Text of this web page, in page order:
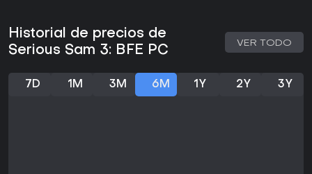
que priorizan la acción cruda sobre historia o realismo,
Serious Sam 3: BFE ofrece jugabilidad satisfactoria. Sus
hordas masivas de enemigos y variedad de armas generan
cooperativas con amigos. La puntuación de 72 en Metacritic
refleja una sólida aprobación crítica, mientras que los
Historial de precios de
Serious Sam 3: BFE PC
VER TODO
7D 1M 3M 6M 1Y 2Y 3Y